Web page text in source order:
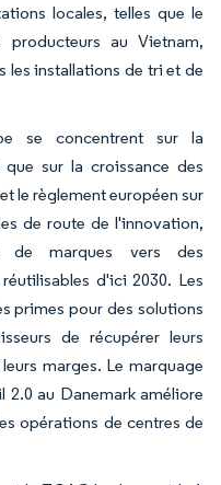
locales, telles que le
au Vietnam,
les installations de tri et de
se concentrent sur la
sur la croissance des
le règlement européen sur
de route de l'innovation,
de marques vers des
d'ici 2030. Les
primes pour des solutions
de récupérer leurs
marges. Le marquage
au Danemark améliore
opérations de centres de